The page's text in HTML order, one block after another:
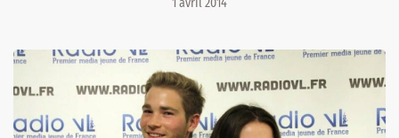
1 avril 2014